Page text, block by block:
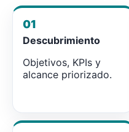
01
Descubrimiento
Objetivos, KPIs y
alcance priorizado.